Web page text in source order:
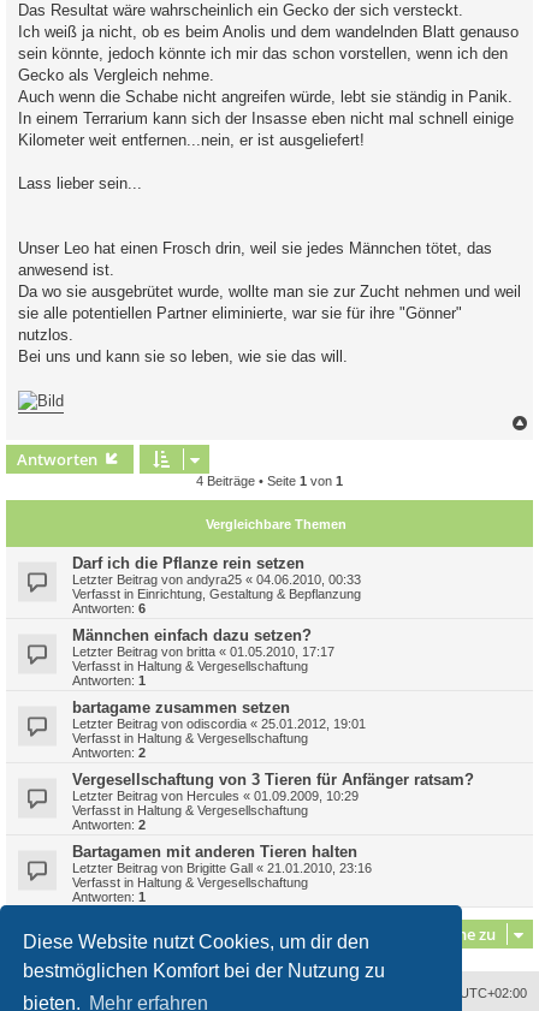
Diese Website nutzt Cookies, um dir den
bestmöglichen Komfort bei der Nutzung zu
bieten. Mehr erfahren
Das Resultat wäre wahrscheinlich ein Gecko der sich versteckt.
Ich weiß ja nicht, ob es beim Anolis und dem wandelnden Blatt genauso
sein könnte, jedoch könnte ich mir das schon vorstellen, wenn ich den
Gecko als Vergleich nehme.
Auch wenn die Schabe nicht angreifen würde, lebt sie ständig in Panik.
In einem Terrarium kann sich der Insasse eben nicht mal schnell einige
Kilometer weit entfernen...nein, er ist ausgeliefert!
Lass lieber sein...
Unser Leo hat einen Frosch drin, weil sie jedes Männchen tötet, das
anwesend ist.
Da wo sie ausgebrütet wurde, wollte man sie zur Zucht nehmen und weil
sie alle potentiellen Partner eliminierte, war sie für ihre "Gönner"
nutzlos.
Bei uns und kann sie so leben, wie sie das will.
b
Antworten
4 Beiträge • Seite 1 von 1
Vergleichbare Themen
Darf ich die Pflanze rein setzen
Letzter Beitrag von andyra25 « 04.06.2010, 00:33
Verfasst in Einrichtung, Gestaltung & Bepflanzung
Antworten: 6
Männchen einfach dazu setzen?
Letzter Beitrag von britta « 01.05.2010, 17:17
Verfasst in Haltung & Vergesellschaftung
Antworten: 1
bartagame zusammen setzen
Letzter Beitrag von odiscordia « 25.01.2012, 19:01
Verfasst in Haltung & Vergesellschaftung
Antworten: 2
Vergesellschaftung von 3 Tieren für Anfänger ratsam?
Letzter Beitrag von Hercules « 01.09.2009, 10:29
Verfasst in Haltung & Vergesellschaftung
Antworten: 2
Bartagamen mit anderen Tieren halten
Letzter Beitrag von Brigitte Gall « 21.01.2010, 23:16
Verfasst in Haltung & Vergesellschaftung
Antworten: 1
Gehe zu
UTC+02:00